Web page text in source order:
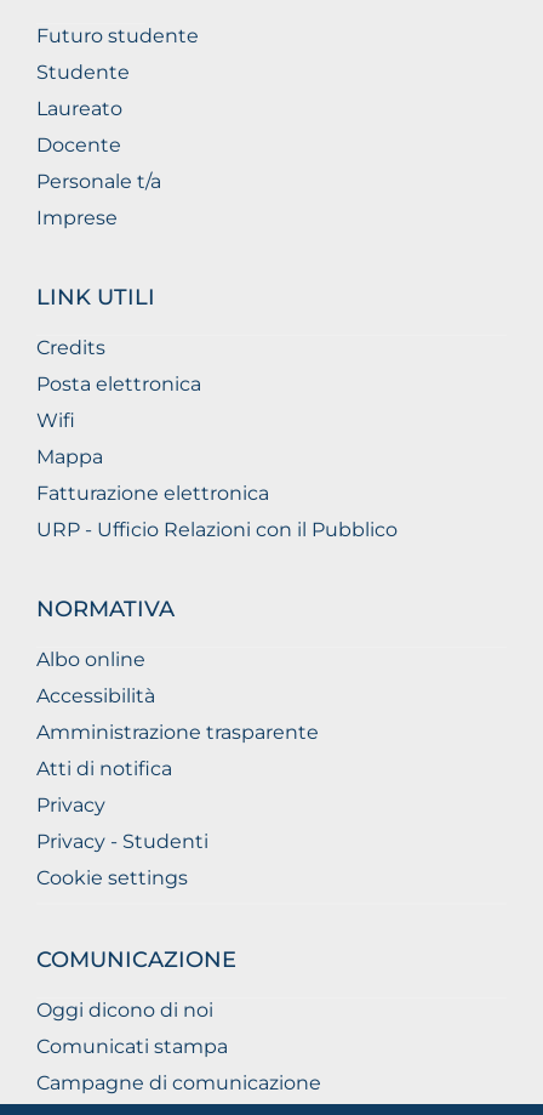
Futuro studente
Studente
Laureato
Docente
Personale t/a
Imprese
LINK UTILI
Credits
Posta elettronica
Wifi
Mappa
Fatturazione elettronica
URP - Ufficio Relazioni con il Pubblico
NORMATIVA
Albo online
Accessibilità
Amministrazione trasparente
Atti di notifica
Privacy
Privacy - Studenti
Cookie settings
COMUNICAZIONE
Oggi dicono di noi
Comunicati stampa
Campagne di comunicazione